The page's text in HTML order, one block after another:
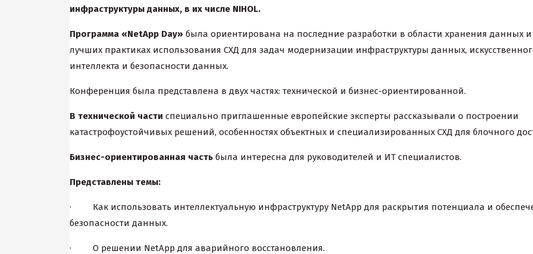
инфраструктуры данных, в их числе NIHOL.
Программа «NetАpp Dау» была ориентирована на последние разработки в области хранения данных и
лучших практиках использования СХД для задач модернизации инфраструктуры данных,
интеллекта и безопасности данных.
Конференция была представлена в двух частях: технической и бизнес-ориентированной.
В технической части специально приглашенные европейские эксперты рассказывали о построении
катастрофоустойчивых решений, особенностях объектных и специализированных СХД для блочного
Бизнес-ориентированная часть была интересна для руководителей и ИТ специалистов.
Представлены темы:
· Как использовать интеллектуальную инфраструктуру NetApp для раскрытия потенциала и
безопасности данных.
· О решении NetApp для аварийного восстановления.